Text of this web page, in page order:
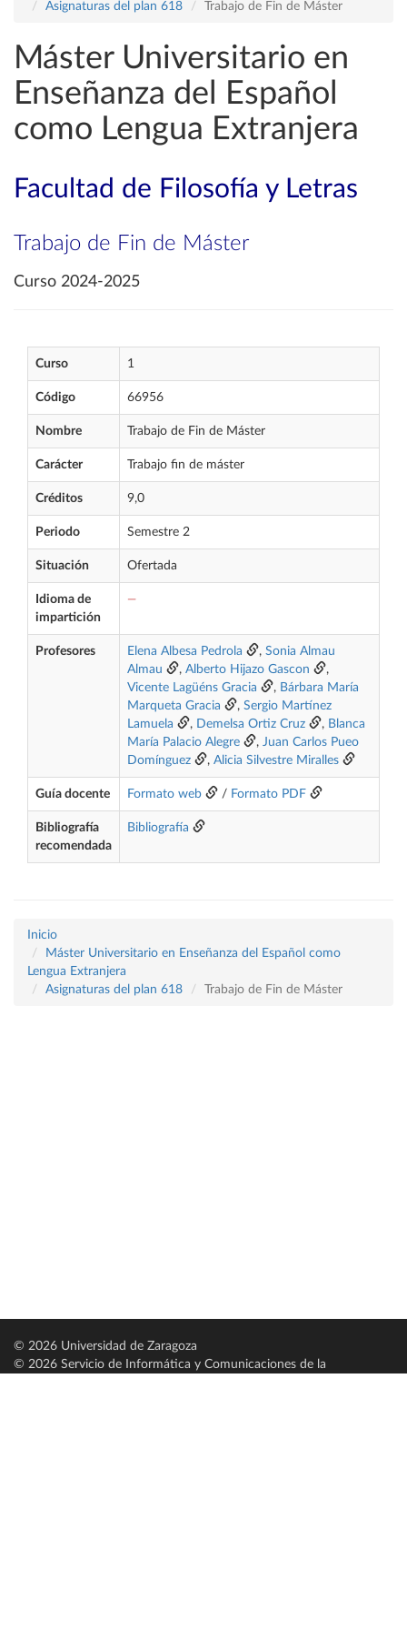
Asignaturas del plan 618
Trabajo de Fin de Máster
Máster Universitario en
Enseñanza del Español
como Lengua Extranjera
Facultad de Filosofía y Letras
Trabajo de Fin de Máster
Curso 2024-2025
Curso 1
Código 66956
Nombre Trabajo de Fin de Máster
Carácter Trabajo fin de máster
Créditos 9,0
Periodo Semestre 2
Situación Ofertada
Idioma de
impartición
—
Profesores Elena Albesa Pedrola , Sonia Almau
Almau
, Alberto Hijazo Gascon
,
Vicente Lagüéns Gracia
, Bárbara María
Marqueta Gracia
, Sergio Martínez
Lamuela
, Demelsa Ortiz Cruz , Blanca
María Palacio Alegre
, Juan Carlos Pueo
Domínguez
, Alicia Silvestre Miralles
Guía docente Formato web / Formato PDF
Bibliografía
recomendada
Bibliografía
Inicio
Máster Universitario en Enseñanza del Español como
Lengua Extranjera
Asignaturas del plan 618
Trabajo de Fin de Máster
© 2026 Universidad de Zaragoza
© 2026 Servicio de Informática y Comunicaciones de la